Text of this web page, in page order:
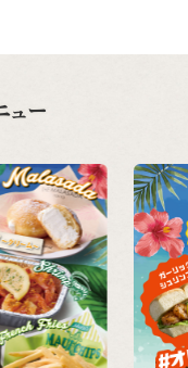
ュー